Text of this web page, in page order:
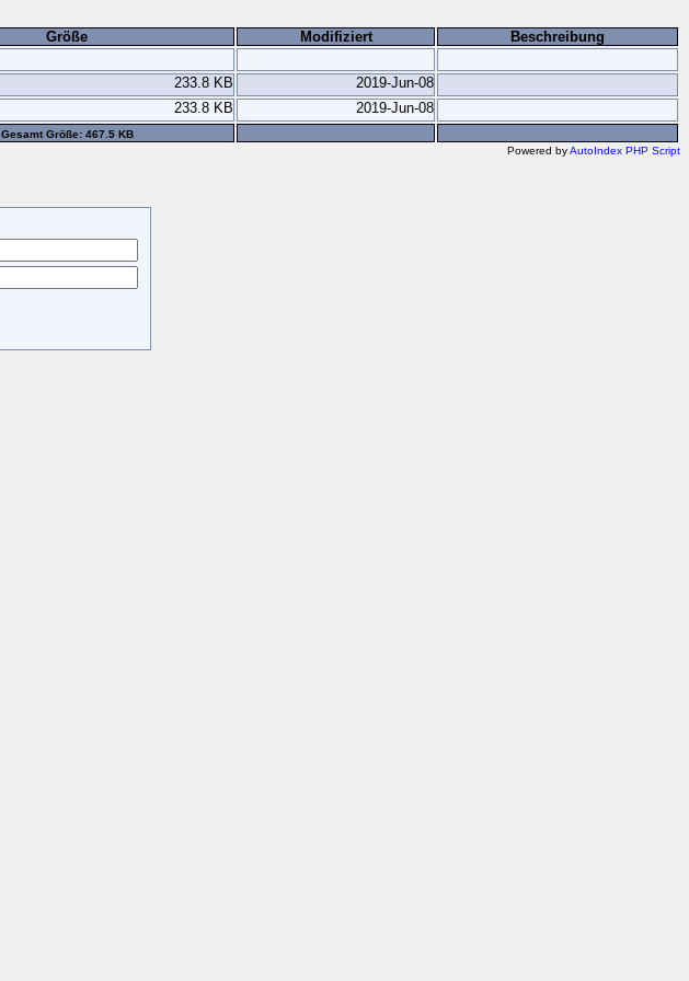
Größe Modifiziert
Beschreibung
233.8 KB
2019-Jun-08
233.8 KB 2019-Jun-08
Gesamt Größe: 467.5 KB
Powered byAutoIndex PHP Script